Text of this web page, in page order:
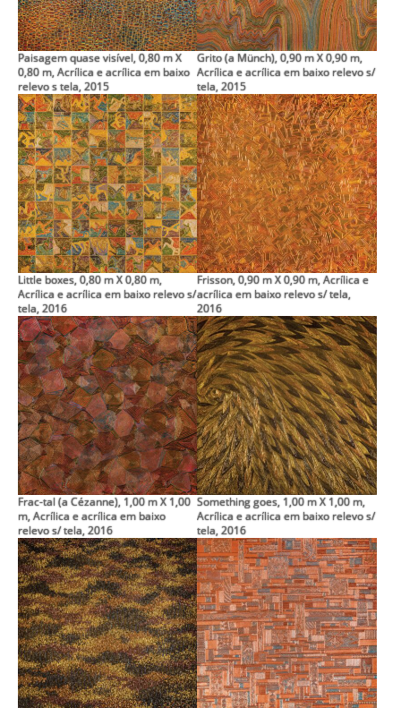
Paisagem quase visível, 0,80 m X
0,80 m, Acrílica e acrílica em baixo
relevo s tela, 2015
Grito (a Münch), 0,90 m X 0,90 m,
Acrílica e acrílica em baixo relevo s/
tela, 2015
Little boxes, 0,80 m X 0,80 m,
Acrílica e acrílica em baixo relevo s/
tela, 2016
Frisson, 0,90 m X 0,90 m, Acrílica e
acrílica em baixo relevo s/ tela,
2016
Frac-tal (a Cézanne), 1,00 m X 1,00
m, Acrílica e acrílica em baixo
relevo s/ tela, 2016
Something goes, 1,00 m X 1,00 m,
Acrílica e acrílica em baixo relevo s/
tela, 2016